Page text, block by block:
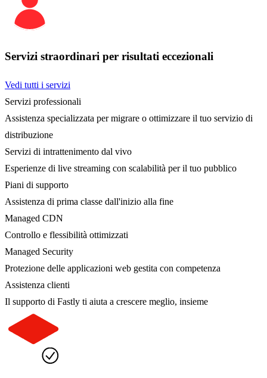
Servizi straordinari per risultati eccezionali
Vedi tutti i servizi
Servizi professionali
Assistenza specializzata per migrare o ottimizzare il tuo servizio di
distribuzione
Servizi di intrattenimento dal vivo
Esperienze di live streaming con scalabilità per il tuo pubblico
Piani di supporto
Assistenza di prima classe dall'inizio alla fine
Managed CDN
Controllo e flessibilità ottimizzati
Managed Security
Protezione delle applicazioni web gestita con competenza
Assistenza clienti
Il supporto di Fastly ti aiuta a crescere meglio, insieme